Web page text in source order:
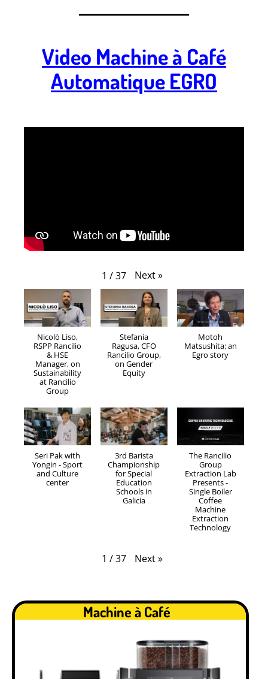
Video Machine à Café
Automatique EGRO
1 /37 Next»
Nicolò Liso,
RSPP Rancilio
& HSE
Manager, on
Sustainability
at Rancilio
Group
Stefania
Ragusa, CFO
Rancilio Group,
on Gender
Equity
Motoh
Matsushita: an
Egro story
Seri Pak with
Yongin - Sport
and Culture
center
3rd Barista
Championship
for Special
Education
Schools in
Galicia
The Rancilio
Group
Extraction Lab
Presents -
Single Boiler
Coffee
Machine
Extraction
Technology
1 /37 Next»
Machine à Café